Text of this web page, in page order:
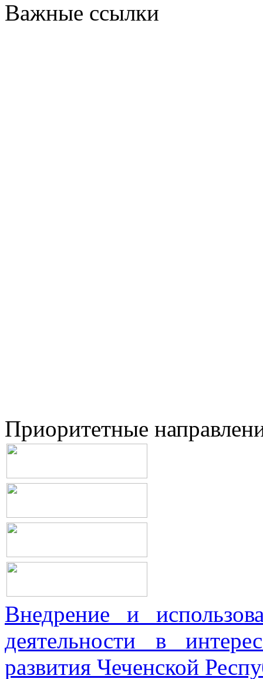
Важные ссылки
Приоритетные
Внедрение и
деятельности в
развития Чеченской